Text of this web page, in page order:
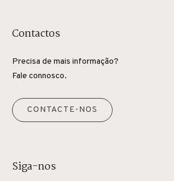
Contactos
Precisa de mais informação?
Fale connosco.
CONTACTE-NOS
Siga-nos